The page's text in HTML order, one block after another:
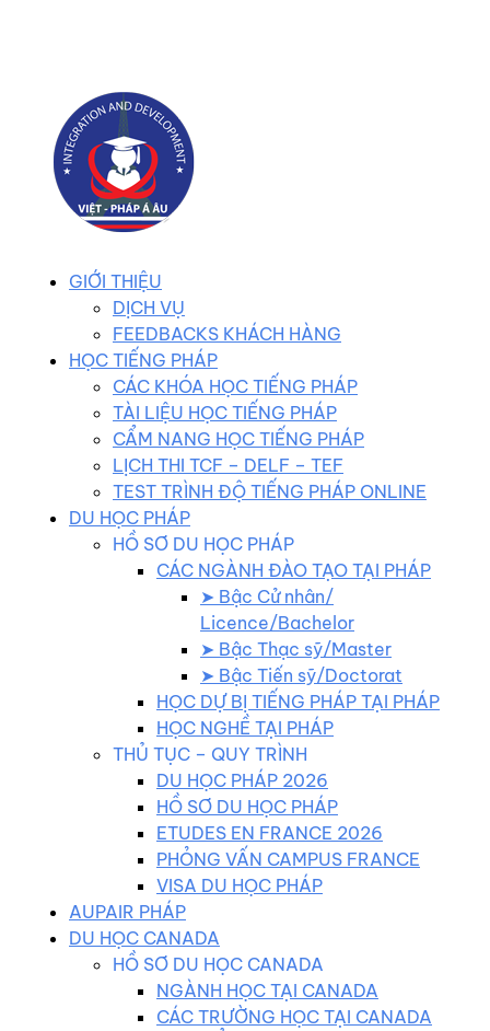
GIỚI THIỆU
DỊCH VỤ
FEEDBACKS KHÁCH HÀNG
HỌC TIẾNG PHÁP
CÁC KHÓA HỌC TIẾNG PHÁP
TÀI LIỆU HỌC TIẾNG PHÁP
CẨM NANG HỌC TIẾNG PHÁP
LỊCH THI TCF – DELF – TEF
TEST TRÌNH ĐỘ TIẾNG PHÁP ONLINE
DU HỌC PHÁP
HỒ SƠ DU HỌC PHÁP
CÁC NGÀNH ĐÀO TẠO TẠI PHÁP
➤ Bậc Cử nhân/
Licence/Bachelor
➤ Bậc Thạc sỹ/Master
➤ Bậc Tiến sỹ/Doctorat
HỌC DỰ BỊ TIẾNG PHÁP TẠI PHÁP
HỌC NGHỀ TẠI PHÁP
THỦ TỤC – QUY TRÌNH
DU HỌC PHÁP 2026
HỒ SƠ DU HỌC PHÁP
ETUDES EN FRANCE 2026
PHỎNG VẤN CAMPUS FRANCE
VISA DU HỌC PHÁP
AUPAIR PHÁP
DU HỌC CANADA
HỒ SƠ DU HỌC CANADA
NGÀNH HỌC TẠI CANADA
CÁC TRƯỜNG HỌC TẠI CANADA